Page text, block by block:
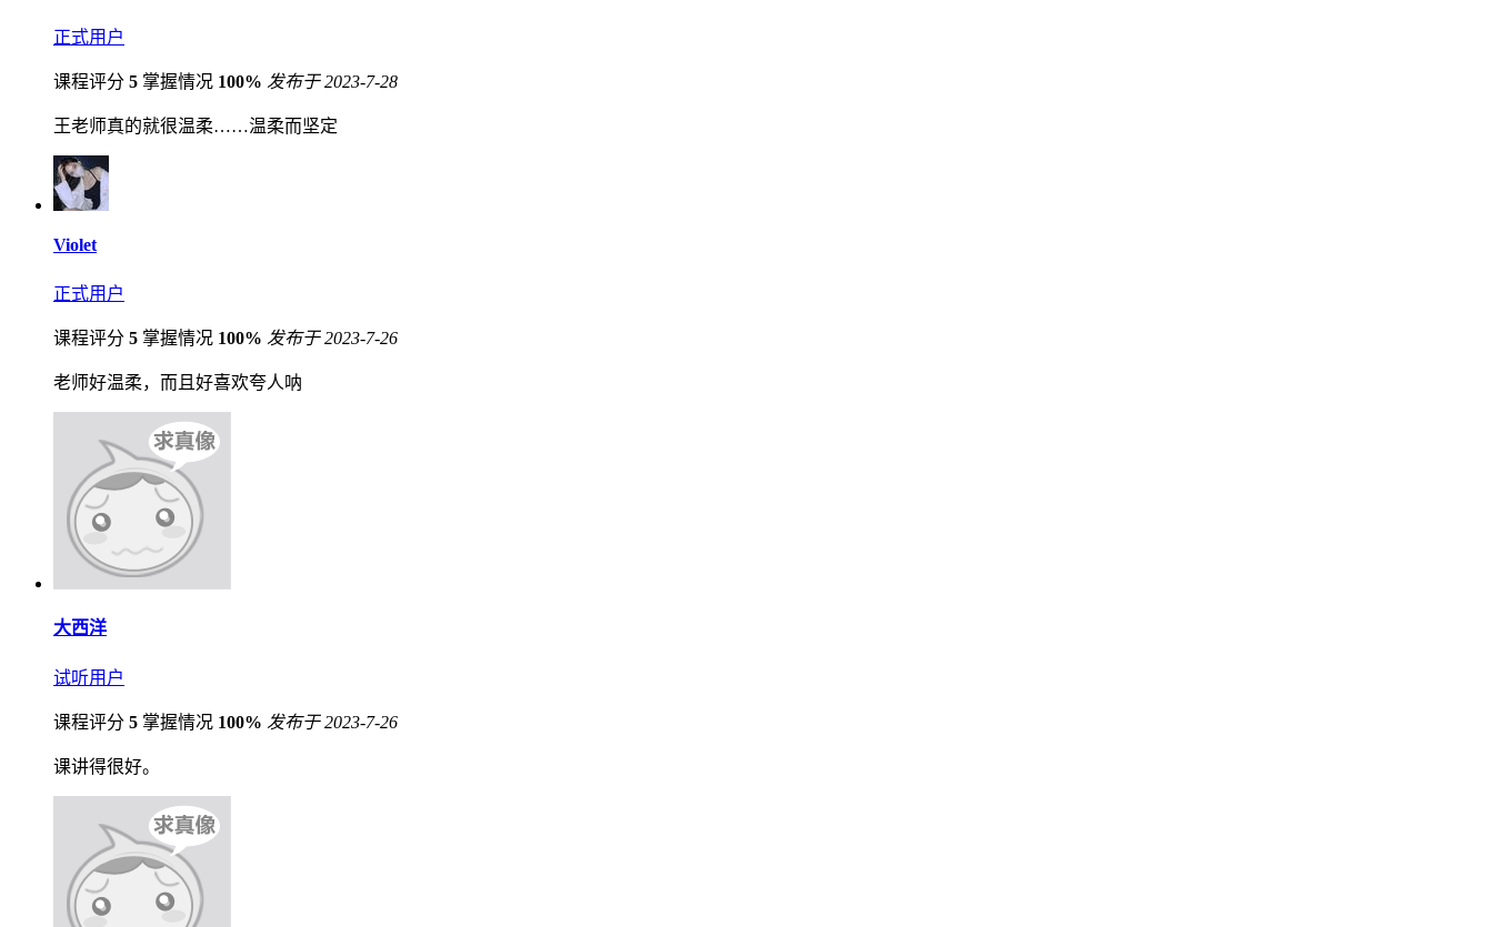
正式用户
课程评分 5 掌握情况 100% 发布于 2023-7-28
王老师真的就很温柔……温柔而坚定
Violet
正式用户
课程评分 5 掌握情况 100% 发布于 2023-7-26
老师好温柔，而且好喜欢夸人呐
大西洋
试听用户
课程评分 5 掌握情况 100% 发布于 2023-7-26
课讲得很好。